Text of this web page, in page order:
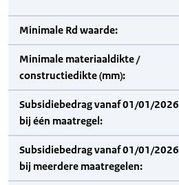
Minimale Rd waarde:
Minimale materiaaldikte /
constructiedikte (mm):
Subsidiebedrag vanaf 01/01/2026
bij één maatregel:
Subsidiebedrag vanaf 01/01/2026
bij meerdere maatregelen: